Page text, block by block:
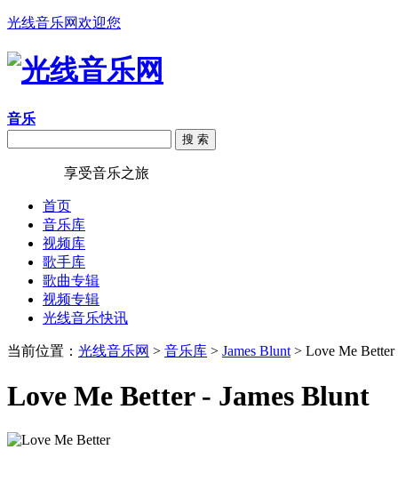
光线音乐网欢迎您
音乐
搜 索
享受音乐之旅
首页
音乐库
视频库
歌手库
歌曲专辑
视频专辑
光线音乐快讯
当前位置： 光线音乐网 > 音乐库 > James Blunt > Love Me Better
Love Me Better - James Blunt